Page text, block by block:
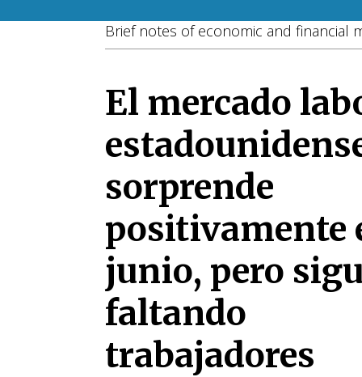
Brief notes of economic and financial
El mercado
sorprende
positivamente
junio, pero
faltando
trabajadores